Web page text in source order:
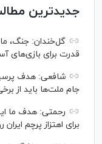
جدیدترین
قدرت برای بازی‌های
شافعی: هدف
جام ملت‌ها باید از
رحمتی: هدف ما
برای اهتزاز پرچم